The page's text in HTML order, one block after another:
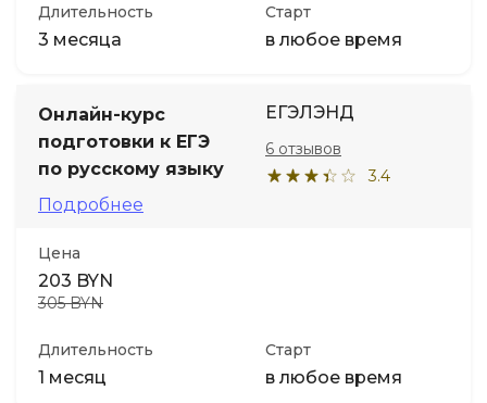
Длительность
3 месяца
Старт
в любое время
Онлайн-курс
подготовки к ЕГЭ
по русскому языку
Подробнее
ЕГЭЛЭНД
3.4
6 отзывов
Цена
203 BYN
305 BYN
Длительность
1 месяц
Старт
в любое время